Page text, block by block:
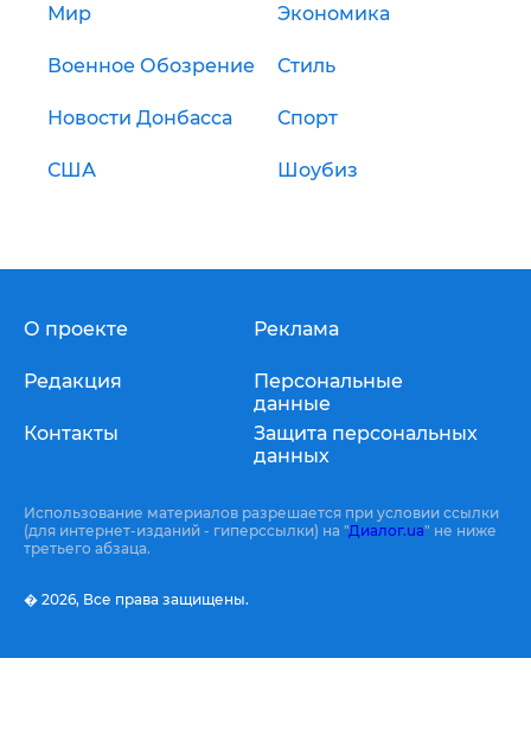
Мир Экономика
Военное Обозрение Стиль
Новости Донбасса Спорт
США Шоубиз
О проекте
Редакция
Контакты
Реклама
Персональные
данные
Защита персональных
данных
Использование материалов разрешается при условии ссылки
(для интернет-изданий - гиперссылки) на "Диалог.ua" не ниже
третьего абзаца.
� 2026, Все права защищены.